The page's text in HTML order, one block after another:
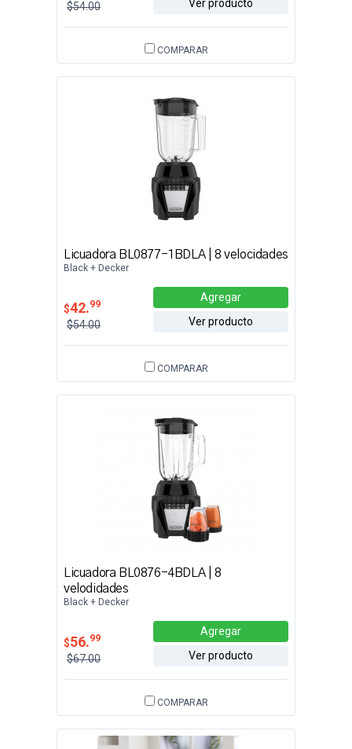
$54.00 Ver producto
COMPARAR
Licuadora BL0877-1BDLA | 8 velocidades
Black + Decker
$42.99
$54.00
Agregar
Ver producto
COMPARAR
Licuadora BL0876-4BDLA | 8
velodidades
Black + Decker
$56.99
$67.00
Agregar
Ver producto
COMPARAR